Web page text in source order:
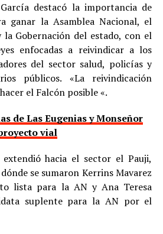
destacó la importancia de
ganar la Asamblea Nacional, el
la Gobernación del estado, con el
enfocadas a reivindicar a los
del sector salud, policías y
públicos. «La reivindicación
el Falcón posible «.
de Las Eugenias y Monseñor
vial
hacia el sector el Pauji,
se sumaron Kerrins Mavarez
lista para la AN y Ana Teresa
suplente para la AN por el